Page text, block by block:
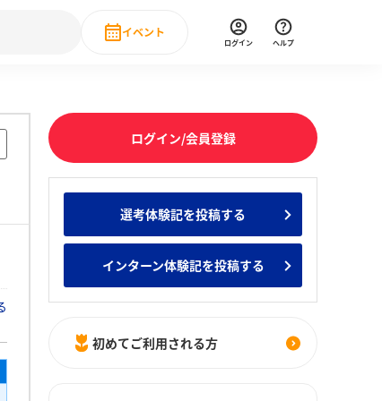
就職人気企業ランキング みんなのインターン人気企業ランキ
DX現場社員インタビュー
イベント
直近のイベント一覧
ログイン ヘルプ
ログイン/会員登録
選考体験記を投稿する
インターン体験記を投稿する
初めてご利用される方